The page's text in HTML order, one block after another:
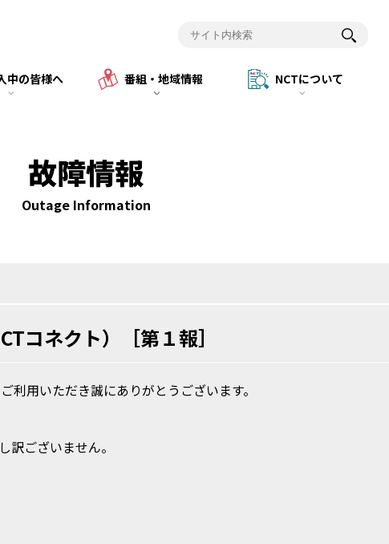
中の皆様へ 番組・地域情報 NCTについて
故障情報
Outage Information
コネクト）［第１報］
利用いただき誠にありがとうございます。
訳ございません。